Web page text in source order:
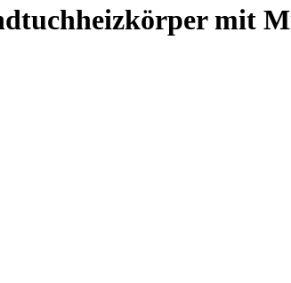
mit